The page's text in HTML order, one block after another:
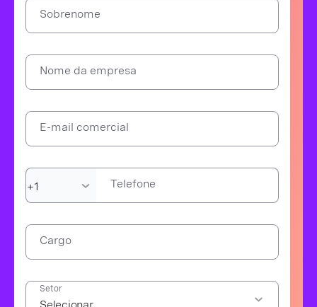
Sobrenome
Nome da empresa
E-mail comercial
Telefone
Cargo
Setor